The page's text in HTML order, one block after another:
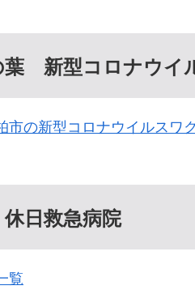
葉 新型コロナウイ
市の新型コロナウイルスワ
日救急病院
覧